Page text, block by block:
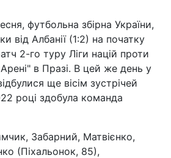
футбольна збірна України,
від Албанії (1:2) на початку
2-го туру Ліги націй проти
в Празі. В цей же день у
ще вісім зустрічей
році здобула команда
Забарний, Матвієнко,
(Піхальонок, 85),